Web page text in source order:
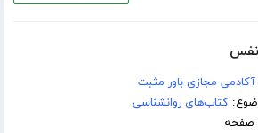
نفس
آکادمی مجازی باور مثبت
کتاب‌های روانشناسی